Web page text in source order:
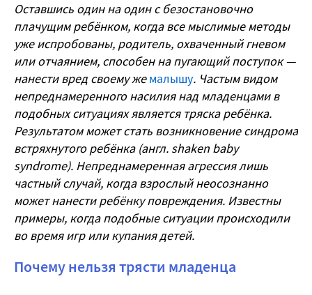
Оставшись один на один с безостановочно
плачущим ребёнком, когда все мыслимые методы
уже испробованы, родитель, охваченный гневом
или отчаянием, способен на пугающий поступок —
нанести вред своему жемалышу. Частым видом
непреднамеренного насилия над младенцами в
подобных ситуациях является тряска ребёнка.
Результатом может стать возникновение синдрома
встряхнутого ребёнка (англ. shaken baby
syndrome). Непреднамеренная агрессия лишь
частный случай, когда взрослый неосознанно
может нанести ребёнку повреждения. Известны
примеры, когда подобные ситуации происходили
во время игр или купания детей.
Почему нельзя трясти младенца